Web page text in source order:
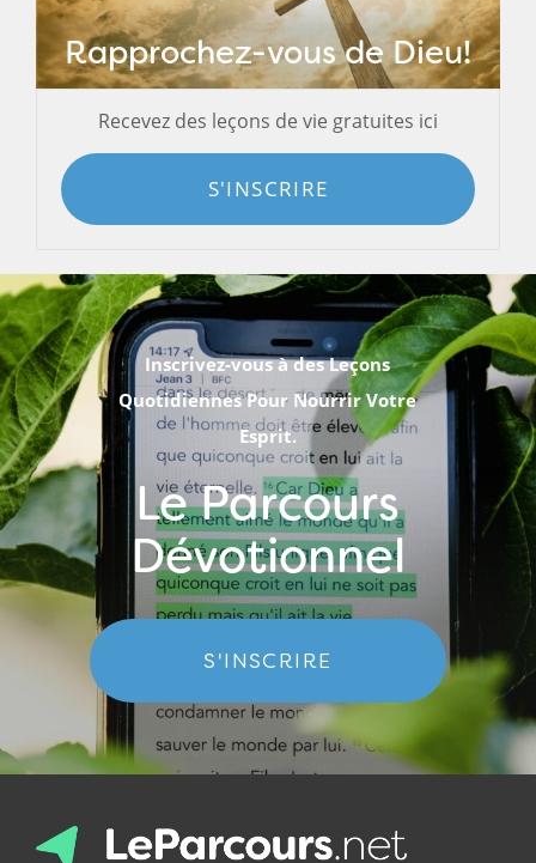
Rapprochez-vous de Dieu!
Recevez des leçons de vie gratuites ici
S'INSCRIRE
Inscrivez-vous à des Leçons
Quotidiennes Pour Nourrir Votre
Esprit.
Le Parcours
Dévotionnel
S'INSCRIRE